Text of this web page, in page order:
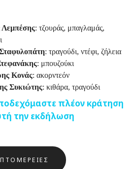
Λεμπέσης: τζουράς, μπαγλαμάς,
: τραγούδι, ντέφι, ζήλεια
: μπουζούκι
Κονάς: ακορντεόν
Συκιώτης: κιθάρα, τραγούδι
πλέον κράτηση
την εκδήλωση